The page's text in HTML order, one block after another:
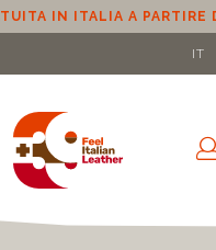
IN ITALIA A PARTIRE
IT